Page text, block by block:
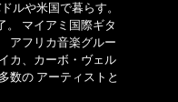
ルや米国で暮らす。
。 マイアミ国際ギタ
アフリカ音楽グルー
カ、カーボ・ヴェル
数の アーティストと